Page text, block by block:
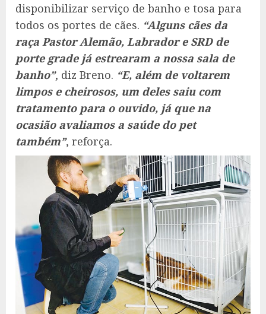
disponibilizar serviço de banho e tosa para
todos os portes de cães. “Alguns cães da
raça Pastor Alemão, Labrador e SRD de
porte grade já estrearam a nossa sala de
banho”, diz Breno. “E, além de voltarem
limpos e cheirosos, um deles saiu com
tratamento para o ouvido, já que na
ocasião avaliamos a saúde do pet
também”, reforça.